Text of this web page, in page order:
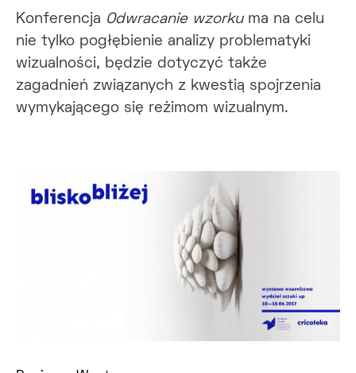
Konferencja Odwracanie wzorkuma na celu
nie tylko pogłębienie analizy problematyki
wizualności, będzie dotyczyć także
zagadnień związanych z kwestią spojrzenia
wymykającego się reżimom wizualnym.